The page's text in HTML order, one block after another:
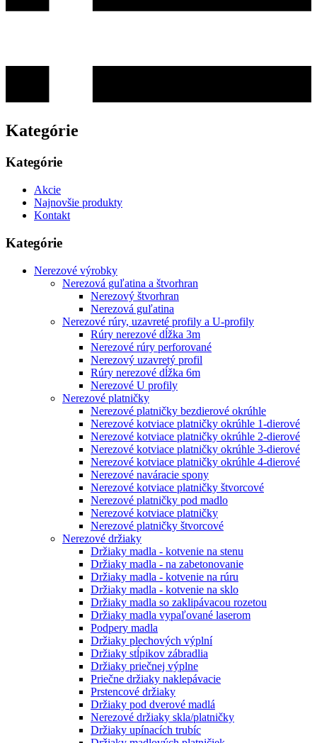
Kategórie
Kategórie
Akcie
Najnovšie produkty
Kontakt
Kategórie
Nerezové výrobky
Nerezová guľatina a štvorhran
Nerezový štvorhran
Nerezová guľatina
Nerezové rúry, uzavreté profily a U-profily
Rúry nerezové dĺžka 3m
Nerezové rúry perforované
Nerezový uzavretý profil
Rúry nerezové dĺžka 6m
Nerezové U profily
Nerezové platničky
Nerezové platničky bezdierové okrúhle
Nerezové kotviace platničky okrúhle 1-dierové
Nerezové kotviace platničky okrúhle 2-dierové
Nerezové kotviace platničky okrúhle 3-dierové
Nerezové kotviace platničky okrúhle 4-dierové
Nerezové naváracie spony
Nerezové kotviace platničky štvorcové
Nerezové platničky pod madlo
Nerezové kotviace platničky
Nerezové platničky štvorcové
Nerezové držiaky
Držiaky madla - kotvenie na stenu
Držiaky madla - na zabetonovanie
Držiaky madla - kotvenie na rúru
Držiaky madla - kotvenie na sklo
Držiaky madla so zaklipávacou rozetou
Držiaky madla vypaľované laserom
Podpery madla
Držiaky plechových výplní
Držiaky stĺpikov zábradlia
Držiaky priečnej výplne
Priečne držiaky naklepávacie
Prstencové držiaky
Držiaky pod dverové madlá
Nerezové držiaky skla/platničky
Držiaky upínacích trubíc